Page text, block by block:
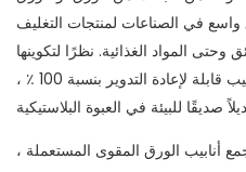
في الصناعات لمنتجات التغليف
المواد الغذائية. نظرًا لتكوينها
القائم على الورق ، فإن هذه الأنابيب قابلة لإعادة التدوير بنسبة 100 ٪ ،
أنابيب الورق المقوى المستعملة ،